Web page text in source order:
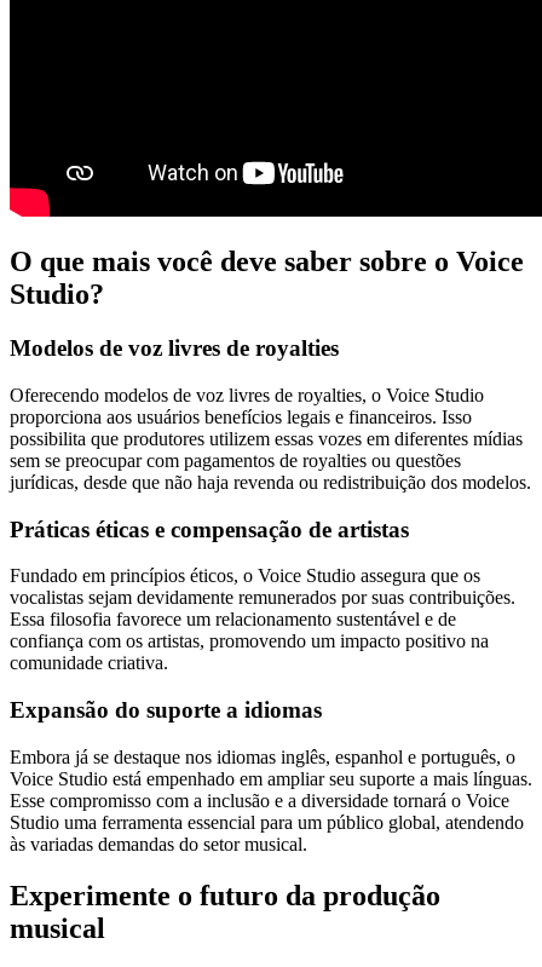
O que mais você deve saber sobre o Voice
Studio?
Modelos de voz livres de royalties
Oferecendo modelos de voz livres de royalties, o Voice Studio
proporciona aos usuários benefícios legais e financeiros. Isso
possibilita que produtores utilizem essas vozes em diferentes mídias
sem se preocupar com pagamentos de royalties ou questões
jurídicas, desde que não haja revenda ou redistribuição dos modelos.
Práticas éticas e compensação de artistas
Fundado em princípios éticos, o Voice Studio assegura que os
vocalistas sejam devidamente remunerados por suas contribuições.
Essa filosofia favorece um relacionamento sustentável e de
confiança com os artistas, promovendo um impacto positivo na
comunidade criativa.
Expansão do suporte a idiomas
Embora já se destaque nos idiomas inglês, espanhol e português, o
Voice Studio está empenhado em ampliar seu suporte a mais línguas.
Esse compromisso com a inclusão e a diversidade tornará o Voice
Studio uma ferramenta essencial para um público global, atendendo
às variadas demandas do setor musical.
Experimente o futuro da produção
musical